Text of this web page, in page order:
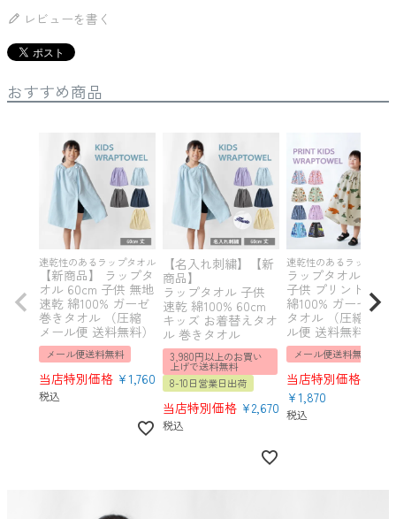
レビューを書く
おすすめ商品
速乾性のあるラップタオル
【新商品】 ラップタ
オル 60cm 子供 無地
速乾 綿100% ガーゼ
巻きタオル （圧縮
メール便 送料無料）
メール便送料無料
当店特別価格 ¥1,760
税込
【名入れ刺繍】【新
商品】
ラップタオル 子供
速乾 綿100% 60cm
キッズ お着替えタオ
ル 巻きタオル
3,980円以上のお買い
上げで送料無料
8-10日営業日出荷
当店特別価格 ¥2,670
税込
速乾性のあるラップタオ
ラップタオル 60cm
子供 プリント 速乾
綿100% ガーゼ 巻き
タオル （圧縮 メー
ル便 送料無料）
メール便送料無料
当店特別価格
¥1,870
税込